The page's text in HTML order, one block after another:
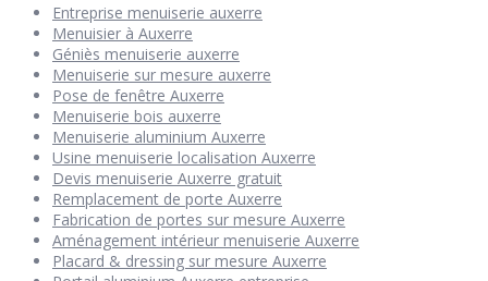
Entreprise menuiserie auxerre
Menuisier à Auxerre
Géniès menuiserie auxerre
Menuiserie sur mesure auxerre
Pose de fenêtre Auxerre
Menuiserie bois auxerre
Menuiserie aluminium Auxerre
Usine menuiserie localisation Auxerre
Devis menuiserie Auxerre gratuit
Remplacement de porte Auxerre
Fabrication de portes sur mesure Auxerre
Aménagement intérieur menuiserie Auxerre
Placard & dressing sur mesure Auxerre